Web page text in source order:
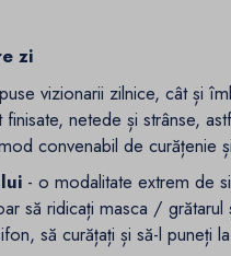
zi
vizionarii zilnice, cât și
netede și strânse,
convenabil de curățenie
- o modalitate extrem de
să ridicați masca / grătarul
să curățați și să-l puneți